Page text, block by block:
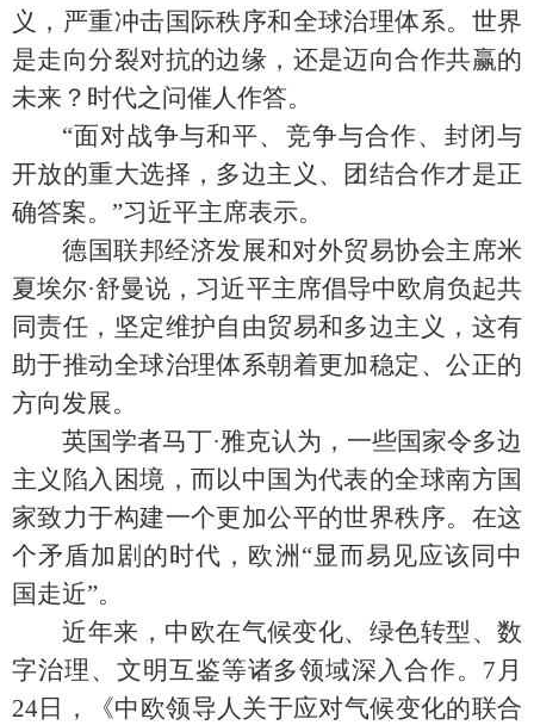
义，严重冲击国际秩序和全球治理体系。世界
是走向分裂对抗的边缘，还是迈向合作共赢的
未来？时代之问催人作答。
“面对战争与和平、竞争与合作、封闭与
开放的重大选择，多边主义、团结合作才是正
确答案。”习近平主席表示。
德国联邦经济发展和对外贸易协会主席米
夏埃尔·舒曼说，习近平主席倡导中欧肩负起共
同责任，坚定维护自由贸易和多边主义，这有
助于推动全球治理体系朝着更加稳定、公正的
方向发展。
英国学者马丁·雅克认为，一些国家令多边
主义陷入困境，而以中国为代表的全球南方国
家致力于构建一个更加公平的世界秩序。在这
个矛盾加剧的时代，欧洲“显而易见应该同中
国走近”。
近年来，中欧在气候变化、绿色转型、数
字治理、文明互鉴等诸多领域深入合作。7月
24日，《中欧领导人关于应对气候变化的联合